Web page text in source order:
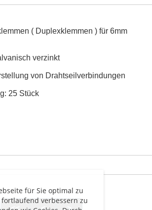
für Sie optimal zu
verbessern zu
( Duplexklemmen ) für 6mm
verzinkt
von Drahtseilverbindungen
25 Stück
<< < >